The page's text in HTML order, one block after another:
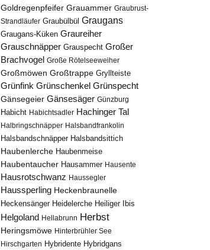
Goldregenpfeifer Grauammer Graubrust-
Strandläufer Graubülbül Graugans
Graugans-Küken Graureiher
Grauschnäpper Grauspecht Großer
Brachvogel Große Rötelseeweiher
Großmöwen Großtrappe Gryllteiste
Grünfink Grünschenkel Grünspecht
Gänsegeier Gänsesäger Günzburg
Habicht Habichtsadler Hachinger Tal
Halbringschnäpper Halsbandfrankolin
Halsbandschnäpper Halsbandsittich
Haubenlerche Haubenmeise
Haubentaucher Hausammer Hausente
Hausrotschwanz Haussegler
Haussperling Heckenbraunelle
Heckensänger Heidelerche Heiliger Ibis
Helgoland Hellabrunn Herbst
Heringsmöwe Hinterbrühler See
Hirschgarten Hybridente Hybridgans